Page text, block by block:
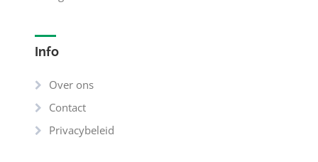
Info
Over ons
Contact
Privacybeleid